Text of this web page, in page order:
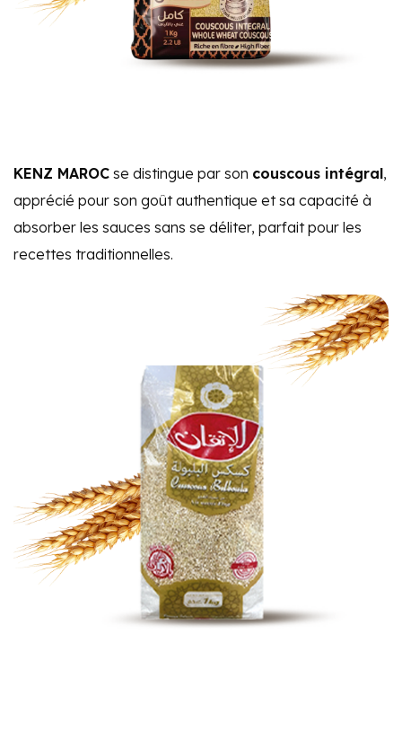
KENZ MAROC se distingue par son couscous intégral,
apprécié pour son goût authentique et sa capacité à
absorber les sauces sans se déliter, parfait pour les
recettes traditionnelles.